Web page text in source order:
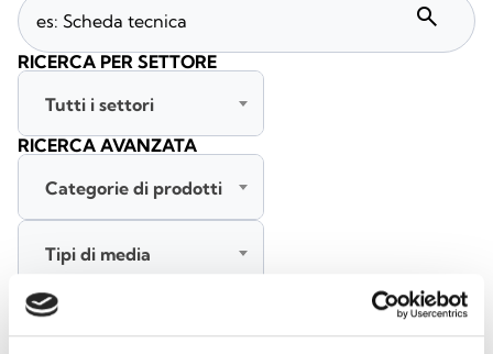
search
RICERCA PER SETTORE
Tutti i settori
RICERCA AVANZATA
Categorie di prodotti
Tipi di media
Tutte le lingue